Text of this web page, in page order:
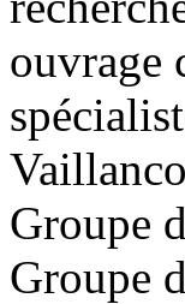
ouvrage
Groupe
Groupe